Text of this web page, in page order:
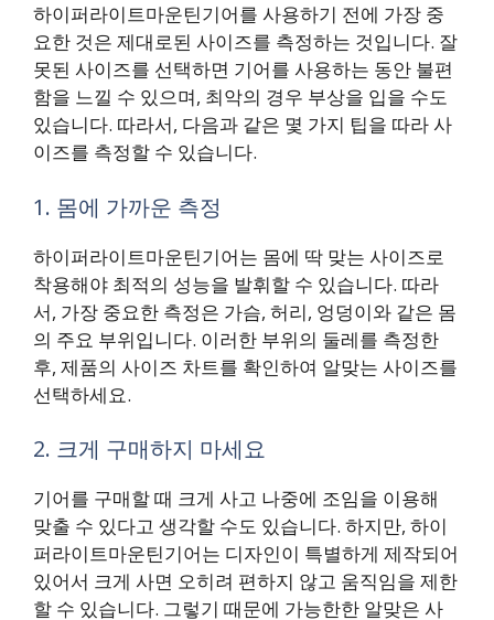
하이퍼라이트마운틴기어를 사용하기 전에 가장 중
요한 것은 제대로된 사이즈를 측정하는 것입니다. 잘
못된 사이즈를 선택하면 기어를 사용하는 동안 불편
함을 느낄 수 있으며, 최악의 경우 부상을 입을 수도
있습니다. 따라서, 다음과 같은 몇 가지 팁을 따라 사
이즈를 측정할 수 있습니다.
1. 몸에 가까운 측정
하이퍼라이트마운틴기어는 몸에 딱 맞는 사이즈로
착용해야 최적의 성능을 발휘할 수 있습니다. 따라
서, 가장 중요한 측정은 가슴, 허리, 엉덩이와 같은 몸
의 주요 부위입니다. 이러한 부위의 둘레를 측정한
후, 제품의 사이즈 차트를 확인하여 알맞는 사이즈를
선택하세요.
2. 크게 구매하지 마세요
기어를 구매할 때 크게 사고 나중에 조임을 이용해
맞출 수 있다고 생각할 수도 있습니다. 하지만, 하이
퍼라이트마운틴기어는 디자인이 특별하게 제작되어
있어서 크게 사면 오히려 편하지 않고 움직임을 제한
할 수 있습니다. 그렇기 때문에 가능한한 알맞은 사